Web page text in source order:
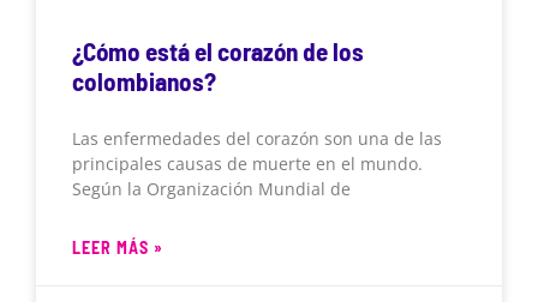
¿Cómo está el corazón de los
colombianos?
Las enfermedades del corazón son una de las
principales causas de muerte en el mundo.
Según la Organización Mundial de
LEER MÁS »